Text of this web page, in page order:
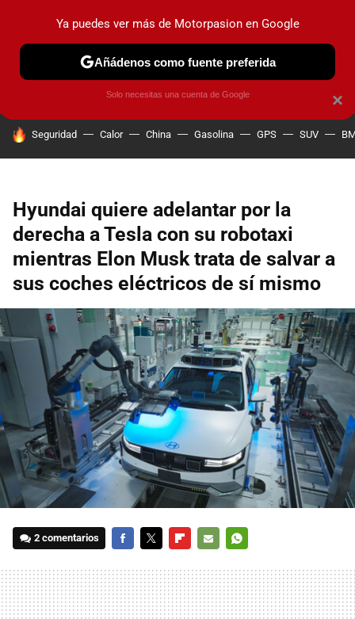
PRUEBAS COCHES ELÉCTRICOS OBSERVATORIO
HOY SE HABLA DE
Seguridad Calor China Gasolina GPS SUV
Hyundai quiere adelantar por la
derecha a Tesla con su robotaxi
mientras Elon Musk trata de salvar a
sus coches eléctricos de sí mismo
2 comentarios
MAIL
×
Ya puedes ver más de Motorpasion en Google
Añádenos como fuente preferida
Solo necesitas una cuenta de Google